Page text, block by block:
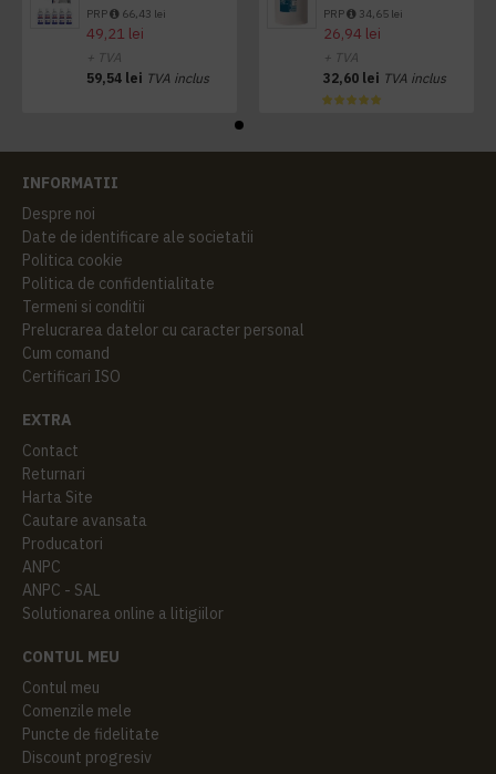
PRP 66,43 lei
49,21 lei
+ TVA
59,54 lei TVA inclus
PRP 34,65 lei
26,94 lei
+ TVA
32,60 lei TVA inclus
INFORMATII
Despre noi
Date de identificare ale societatii
Politica cookie
Politica de confidentialitate
Termeni si conditii
Prelucrarea datelor cu caracter personal
Cum comand
Certificari ISO
EXTRA
Contact
Returnari
Harta Site
Cautare avansata
Producatori
ANPC
ANPC - SAL
Solutionarea online a litigiilor
CONTUL MEU
Contul meu
Comenzile mele
Puncte de fidelitate
Discount progresiv